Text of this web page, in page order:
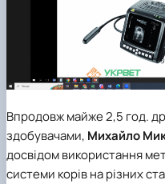
Впродовж майже 2,5 год.
здобувачами, Михайло
досвідом використання
системи корів на різних